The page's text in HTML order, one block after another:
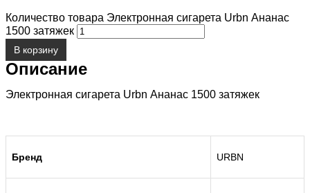
Количество товара Электронная сигарета Urbn Ананас
1500 затяжек
В корзину
Описание
Электронная сигарета Urbn Ананас 1500 затяжек
Бренд URBN